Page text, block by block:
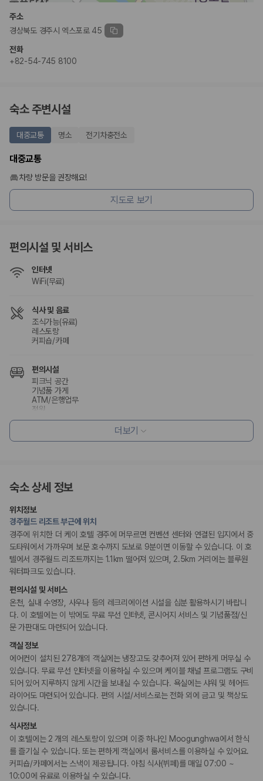
주소
경상북도 경주시 엑스포로 45
전화
+82-54-745 8100
숙소 주변시설
대중교통 명소 전기차충전소
대중교통
차량 방문을 권장해요!
지도로 보기
편의시설 및 서비스
인터넷
WiFi(무료)
식사 및 음료
조식가능(유료)
레스토랑
커피숍/카페
편의시설
피크닉 공간
기념품 가게
ATM/은행업무
정원
웰빙 및 피트니스
피트니스/헬스시설
사우나/스파
액티비티
수영장
키즈
어린이 수영장
연회장
비즈니스 센터
컨퍼런스 센터
회의공간
장애인 편의시설
휠체어로 이용 가능
흡연 시설
금연 숙박 시설
더보기
숙소 상세 정보
위치정보
경주월드 리조트 부근에 위치
경주에 위치한 더 케이 호텔 경주에 머무르면 컨벤션 센터와 연결된 입지에서 중
도타워에서 가까우며 보문 호수까지 도보로 9분이면 이동할 수 있습니다. 이 호
텔에서 경주월드 리조트까지는 1.1km 떨어져 있으며, 2.5km 거리에는 블루원
워터파크도 있습니다.
편의시설 및 서비스
온천, 실내 수영장, 사우나 등의 레크리에이션 시설을 십분 활용하시기 바랍니
다. 이 호텔에는 이 밖에도 무료 무선 인터넷, 콘시어지 서비스 및 기념품점/신
문 가판대도 마련되어 있습니다.
객실 정보
에어컨이 설치된 278개의 객실에는 냉장고도 갖추어져 있어 편하게 머무실 수
있습니다. 무료 무선 인터넷을 이용하실 수 있으며 케이블 채널 프로그램도 구비
되어 있어 지루하지 않게 시간을 보내실 수 있습니다. 욕실에는 샤워 및 헤어드
라이어도 마련되어 있습니다. 편의 시설/서비스로는 전화 외에 금고 및 책상도
있습니다.
식사정보
이 호텔에는 2 개의 레스토랑이 있으며 이중 하나인 Moogunghwa에서 한식
를 즐기실 수 있습니다. 또는 편하게 객실에서 룸서비스를 이용하실 수 있어요.
커피숍/카페에서는 스낵이 제공됩니다. 아침 식사(뷔페)를 매일 07:00 ~
10:00에 유료로 이용하실 수 있습니다.